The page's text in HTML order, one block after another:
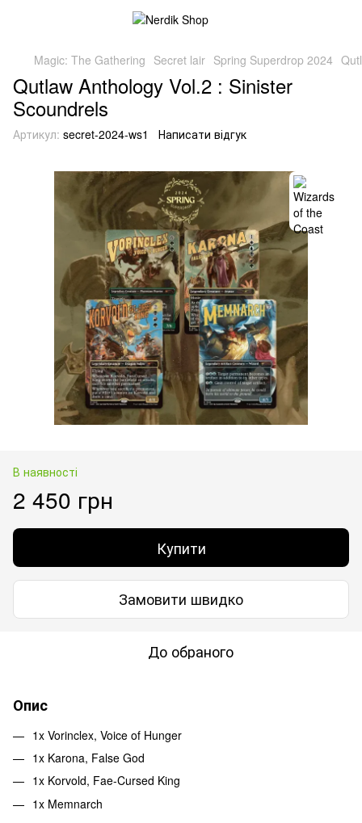
Magic: The Gathering Secret lair Spring Superdrop 2024
Qutlaw Anthology Vol.2 : Sinister
Scoundrels
Артикул: secret-2024-ws1 Написати відгук
В наявності
2 450 грн
Купити
Замовити швидко
До обраного
Опис
1x Vorinclex, Voice of Hunger
1x Karona, False God
1x Korvold, Fae-Cursed King
1x Memnarch